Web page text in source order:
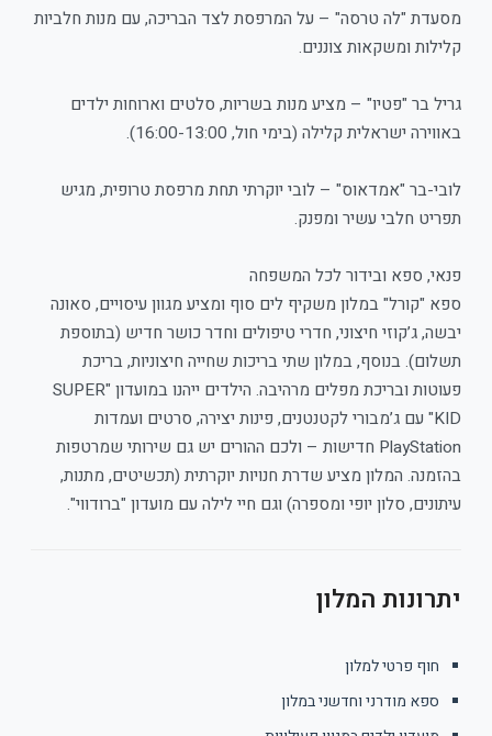
מסעדת "לה טרסה" – על המרפסת לצד הבריכה, עם מנות חלביות
קלילות ומשקאות צוננים.
גריל בר "פטיו" – מציע מנות בשריות, סלטים וארוחות ילדים
באווירה ישראלית קלילה (בימי חול, 16:00-13:00).
לובי-בר "אמדאוס" – לובי יוקרתי תחת מרפסת טרופית, מגיש
תפריט חלבי עשיר ומפנק.
פנאי, ספא ובידור לכל המשפחה
ספא "קורל" במלון משקיף לים סוף ומציע מגוון עיסויים, סאונה
יבשה, ג’קוזי חיצוני, חדרי טיפולים וחדר כושר חדיש (בתוספת
תשלום). בנוסף, במלון שתי בריכות שחייה חיצוניות, בריכת
פעוטות ובריכת מפלים מרהיבה. הילדים ייהנו במועדון "SUPER
KID" עם ג’מבורי לקטנטנים, פינות יצירה, סרטים ועמדות
PlayStation חדישות – ולכם ההורים יש גם שירותי שמרטפות
בהזמנה. המלון מציע שדרת חנויות יוקרתית (תכשיטים, מתנות,
עיתונים, סלון יופי ומספרה) וגם חיי לילה עם מועדון "ברודווי".
יתרונות המלון
חוף פרטי למלון
ספא מודרני וחדשני במלון